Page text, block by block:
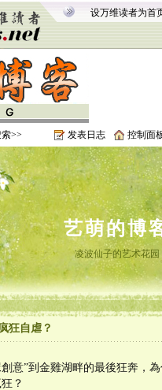
设万维读者为首
>> 发表日志 控制面
艺萌的博
凌波仙子的艺术花园
狂自虐？
意”到金雞湖畔的最後狂奔，
？